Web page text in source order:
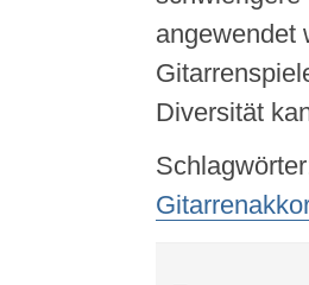
angewendet
Diversität